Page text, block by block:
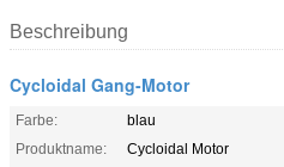
Beschreibung
Cycloidal Gang-Motor
Farbe:
blau
Produktname:
Cycloidal Motor